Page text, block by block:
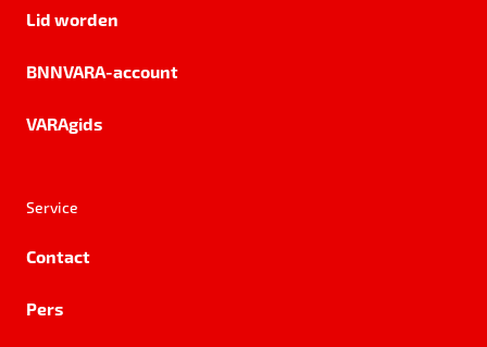
Lid worden
BNNVARA-account
VARAgids
Service
Contact
Pers